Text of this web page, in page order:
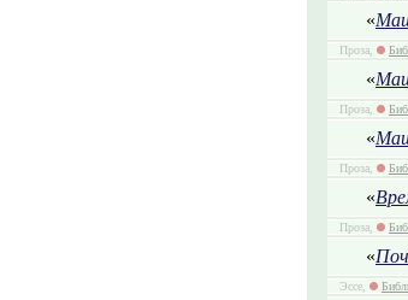
«
Проза,
«
Проза,
«
Проза,
«
Проза,
«
Эссе,